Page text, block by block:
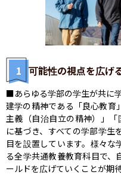
1 可能性の視点を広げ
■あらゆる学部の学生が共に
建学の精神である「良心教育
主義（自治自立の精神）」
に基づき、すべての学部学
目を設置しています。様々な
る全学共通教養教育科目で、
ールドを広げていくことが期